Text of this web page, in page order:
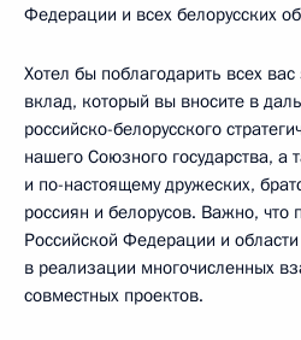
Федерации и всех белорусских
Хотел бы поблагодарить всех
вклад, который вы вносите в
российско-белорусского
нашего Союзного государства, а
и по-настоящему дружеских,
россиян и белорусов. Важно, что
Российской Федерации и
в реализации многочисленных
совместных проектов.